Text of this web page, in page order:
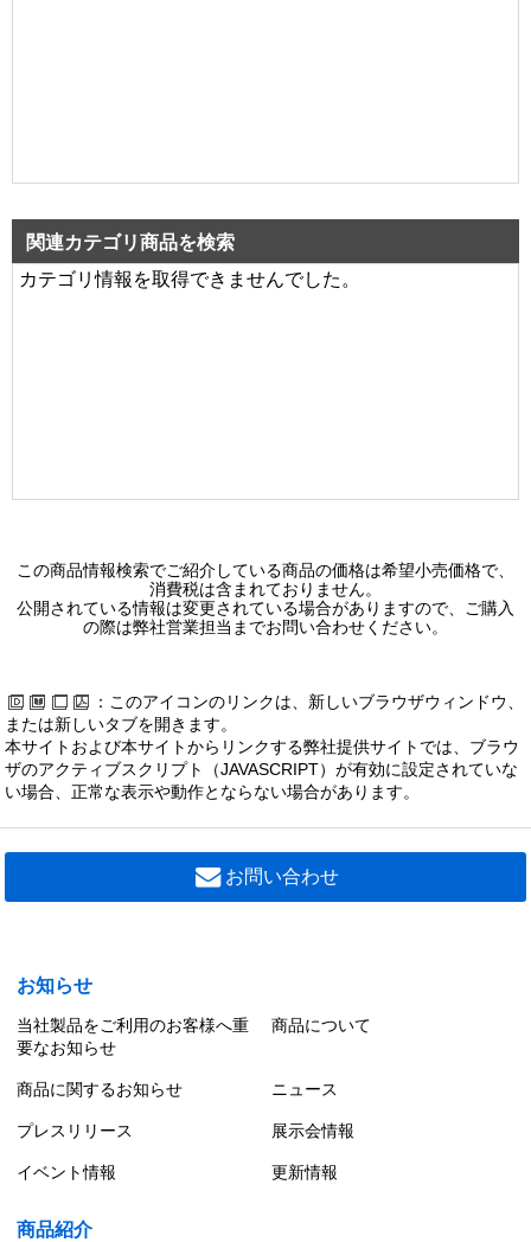
関連カテゴリ商品を検索
カテゴリ情報を取得できませんでした。
この商品情報検索でご紹介している商品の価格は希望小売価格で、
消費税は含まれておりません。
公開されている情報は変更されている場合がありますので、ご購入
の際は弊社営業担当までお問い合わせください。
：このアイコンのリンクは、新しいブラウザウィンドウ、
または新しいタブを開きます。
本サイトおよび本サイトからリンクする弊社提供サイトでは、ブラウ
ザのアクティブスクリプト（JAVASCRIPT）が有効に設定されていな
い場合、正常な表示や動作とならない場合があります。
お問い合わせ
お知らせ
当社製品をご利用のお客様へ重
要なお知らせ
商品について
商品に関するお知らせ ニュース
プレスリリース 展示会情報
イベント情報 更新情報
商品紹介